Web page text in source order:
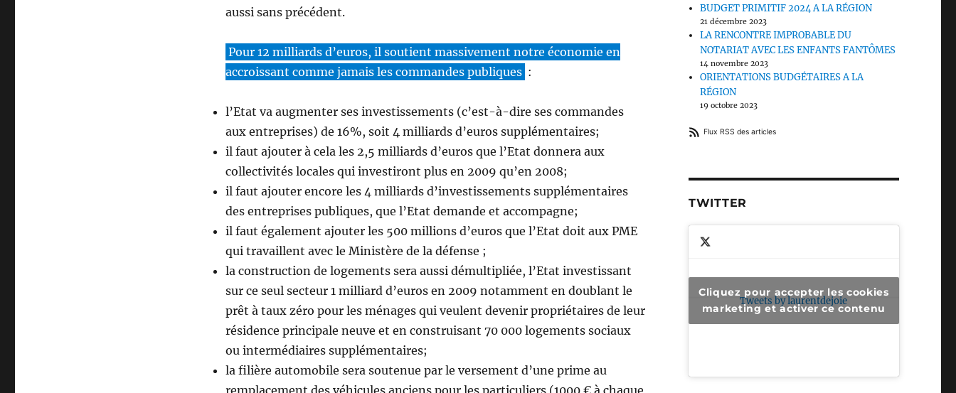
aussi sans précédent.
Pour 12 milliards d’euros, il soutient massivement notre économie en
accroissant comme jamais les commandes publiques :
l’Etat va augmenter ses investissements (c’est-à-dire ses commandes
aux entreprises) de 16%, soit 4 milliards d’euros supplémentaires;
il faut ajouter à cela les 2,5 milliards d’euros que l’Etat donnera aux
collectivités locales qui investiront plus en 2009 qu’en 2008;
il faut ajouter encore les 4 milliards d’investissements supplémentaires
des entreprises publiques, que l’Etat demande et accompagne;
il faut également ajouter les 500 millions d’euros que l’Etat doit aux PME
qui travaillent avec le Ministère de la défense ;
la construction de logements sera aussi démultipliée, l’Etat investissant
sur ce seul secteur 1 milliard d’euros en 2009 notamment en doublant le
prêt à taux zéro pour les ménages qui veulent devenir propriétaires de leur
résidence principale neuve et en construisant 70 000 logements sociaux
ou intermédiaires supplémentaires;
la filière automobile sera soutenue par le versement d’une prime au
remplacement des véhicules anciens pour les particuliers (1000 € à chaque
BUDGET PRIMITIF 2024 A LA RÉGION
21 décembre 2023
LA RENCONTRE IMPROBABLE DU
NOTARIAT AVEC LES ENFANTS FANTÔMES
14 novembre 2023
ORIENTATIONS BUDGÉTAIRES A LA
RÉGION
19 octobre 2023
Flux RSS des articles
TWITTER
Tweets by laurentdejoie
Cliquez pour accepter les cookies
marketing et activer ce contenu